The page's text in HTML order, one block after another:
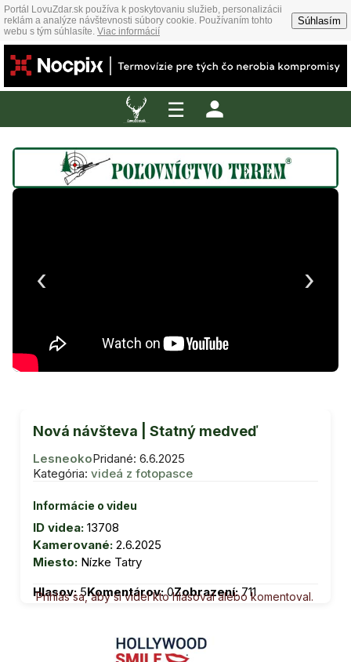
Portál LovuZdar.sk používa k poskytovaniu služieb, personalizácii
reklám a analýze návštevnosti súbory cookie. Používaním tohto
webu s tým súhlasíte. Viac informácií
Súhlasím
☰
‹ ›
Nová návšteva | Statný medveď
LesneokoPridané: 6.6.2025
Kategória: videá z fotopasce
Informácie o videu
ID videa: 13708
Kamerované: 2.6.2025
Miesto: Nízke Tatry
Hlasov: 5Komentárov:0Zobrazení:711
Prihlás sa, aby si videl kto hlasoval alebo komentoval.